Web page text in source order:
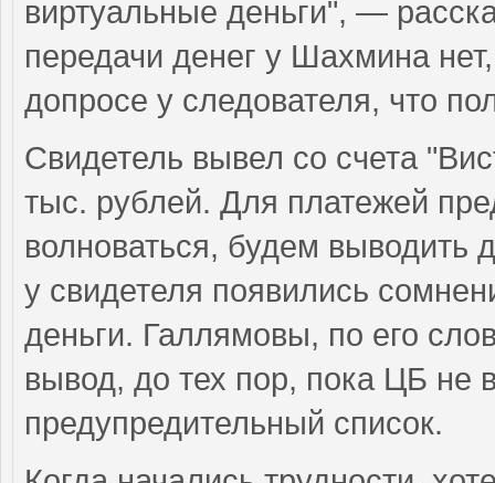
виртуальные деньги", —
передачи денег у Шахмина
допросе у следователя, что
Свидетель вывел со счета
тыс. рублей. Для платежей
волноваться, будем
у свидетеля появились
деньги. Галлямовы, по его
вывод, до тех пор, пока ЦБ не
предупредительный список.